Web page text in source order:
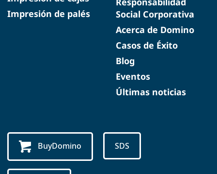
Impresión de palés
Social Corporativa
Acerca de Domino
Casos de Éxito
Blog
Eventos
Últimas noticias
BuyDomino SDS